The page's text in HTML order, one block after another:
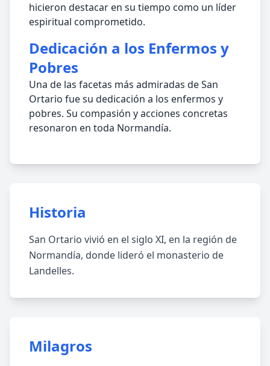
hicieron destacar en su tiempo como un líder
espiritual comprometido.
Dedicación a los Enfermos y
Pobres
Una de las facetas más admiradas de San
Ortario fue su dedicación a los enfermos y
pobres. Su compasión y acciones concretas
resonaron en toda Normandía.
Historia
San Ortario vivió en el siglo XI, en la región de
Normandía, donde lideró el monasterio de
Landelles.
Milagros